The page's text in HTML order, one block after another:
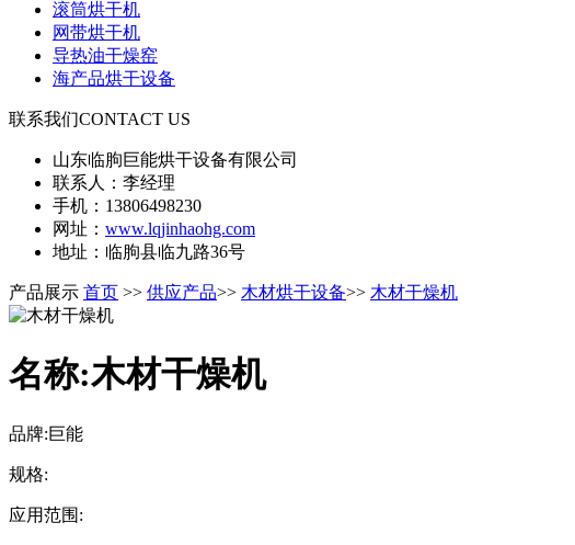
滚筒烘干机
网带烘干机
导热油干燥窑
海产品烘干设备
联系我们CONTACT US
山东临朐巨能烘干设备有限公司
联系人：李经理
手机：13806498230
网址： www.lqjinhaohg.com
地址：临朐县临九路36号
产品展示 首页 >> 供应产品>> 木材烘干设备>> 木材干燥机
名称:木材干燥机
品牌:巨能
规格:
应用范围: